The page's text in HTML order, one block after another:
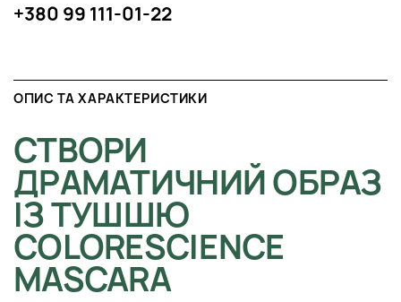
+380 99 111-01-22
ОПИС ТА ХАРАКТЕРИСТИКИ
СТВОРИ
ДРАМАТИЧНИЙ ОБРАЗ
ІЗ ТУШШЮ
COLORESCIENCE
MASCARA